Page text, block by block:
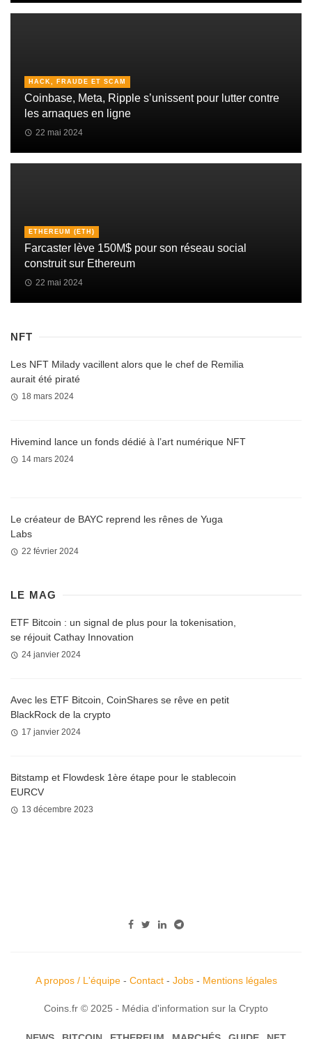
HACK, FRAUDE ET SCAM
Coinbase, Meta, Ripple s’unissent pour lutter contre
les arnaques en ligne
22 mai 2024
ETHEREUM (ETH)
Farcaster lève 150M$ pour son réseau social
construit sur Ethereum
22 mai 2024
NFT
Les NFT Milady vacillent alors que le chef de Remilia
aurait été piraté
18 mars 2024
Hivemind lance un fonds dédié à l’art numérique NFT
14 mars 2024
Le créateur de BAYC reprend les rênes de Yuga
Labs
22 février 2024
LE MAG
ETF Bitcoin : un signal de plus pour la tokenisation,
se réjouit Cathay Innovation
24 janvier 2024
Avec les ETF Bitcoin, CoinShares se rêve en petit
BlackRock de la crypto
17 janvier 2024
Bitstamp et Flowdesk 1ère étape pour le stablecoin
EURCV
13 décembre 2023
A propos / L'équipe- Contact- Jobs- Mentions légales
Coins.fr © 2025 - Média d'information sur la Crypto